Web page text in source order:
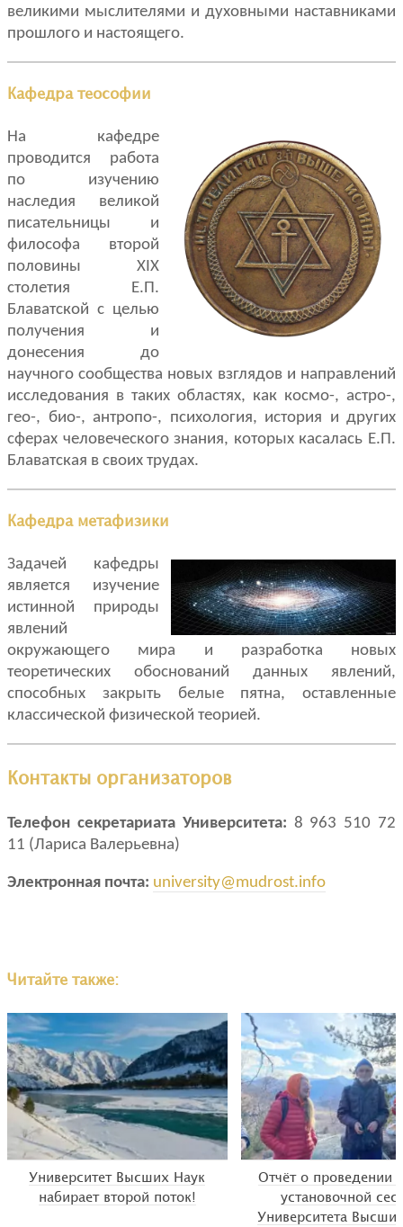
великими мыслителями и духовными наставниками
прошлого и настоящего.
Кафедра теософии
На кафедре
проводится работа
по изучению
наследия великой
писательницы и
философа второй
половины XIX
столетия Е.П.
Блаватской с целью
получения и
донесения до
научного сообщества новых взглядов и направлений
исследования в таких областях, как космо-, астро-,
гео-, био-, антропо-, психология, история и других
сферах человеческого знания, которых касалась Е.П.
Блаватская в своих трудах.
Кафедра метафизики
Задачей кафедры
является изучение
истинной природы
явлений
окружающего мира и разработка новых
теоретических обоснований данных явлений,
способных закрыть белые пятна, оставленные
классической физической теорией.
Контакты организаторов
Телефон секретариата Университета: 8 963 510 72
11 (Лариса Валерьевна)
Электронная почта: university@mudrost.info
Читайте также:
Университет Высших Наук
набирает второй поток!
Отчёт о проведении
установочной
Университета